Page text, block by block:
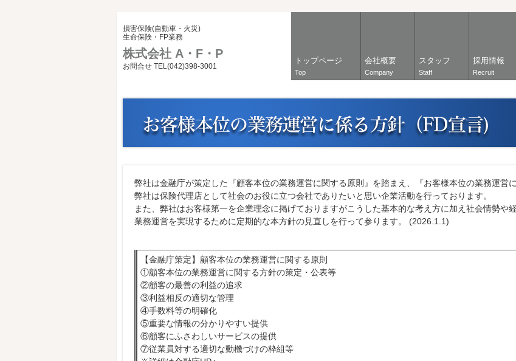
損害保険(自動車・火災)
生命保険・FP業務
株式会社 A・F・P
お問合せ TEL(042)398-3001
トップページ
Top
会社概要
Company
スタッフ
Staff
採用情報
Recruit
弊社は金融庁が策定した『顧客本位の業務運営に関する原則』を踏まえ、『お客様本位の業務運営
弊社は保険代理店として社会のお役に立つ会社でありたいと思い企業活動を行っております。
また、弊社はお客様第一を企業理念に掲げておりますがこうした基本的な考え方に加え社会情勢や
業務運営を実現するために定期的な本方針の見直しを行って参ります。 (2026.1.1)
【金融庁策定】顧客本位の業務運営に関する原則
①顧客本位の業務運営に関する方針の策定・公表等
②顧客の最善の利益の追求
③利益相反の適切な管理
④手数料等の明確化
⑤重要な情報の分かりやすい提供
⑥顧客にふさわしいサービスの提供
⑦従業員対する適切な動機づけの枠組等